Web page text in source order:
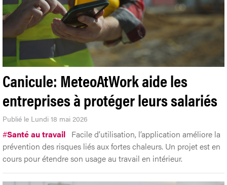
Canicule: MeteoAtWork aide les
entreprises à protéger leurs salariés
Publié le Lundi 18 mai 2026
#Santé au travail Facile d’utilisation, l’application améliore la
prévention des risques liés aux fortes chaleurs. Un projet est en
cours pour étendre son usage au travail en intérieur.